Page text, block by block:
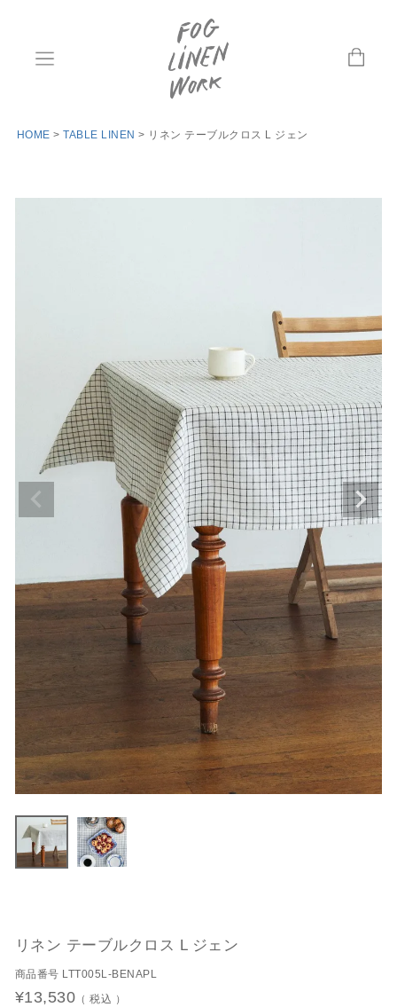
HOME TABLE LINEN リネン テーブルクロス L ジェン
リネン テーブルクロス L ジェン
商品番号 LTT005L-BENAPL
¥13,530 税込